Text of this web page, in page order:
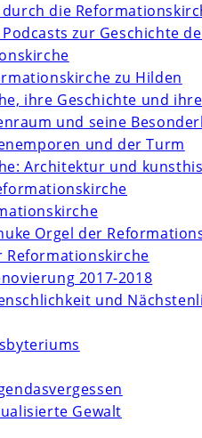
durch die
zur Geschichte
zu Hilden
ihre Geschichte und
und seine
und der Turm
Architektur und
Orgel der
Reformationskirche
2017-2018
und
Gewalt